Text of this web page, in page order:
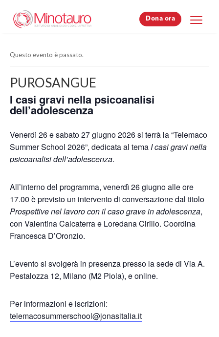
Dona ora
Dona ora
Questo evento è passato.
PUROSANGUE
I casi gravi nella psicoanalisi
dell’adolescenza
Venerdì 26 e sabato 27 giugno 2026 si terrà la “Telemaco
Summer School 2026”, dedicata al tema I casi gravi nella
psicoanalisi dell’adolescenza.
All’interno del programma, venerdì 26 giugno alle ore
17.00 è previsto un intervento di conversazione dal titolo
Prospettive nel lavoro con il caso grave in adolescenza,
con Valentina Calcaterra e Loredana Cirillo. Coordina
Francesca D’Oronzio.
L’evento si svolgerà in presenza presso la sede di Via A.
Pestalozza 12, Milano (M2 Piola), e online.
Per informazioni e iscrizioni:
telemacosummerschool@jonasitalia.it